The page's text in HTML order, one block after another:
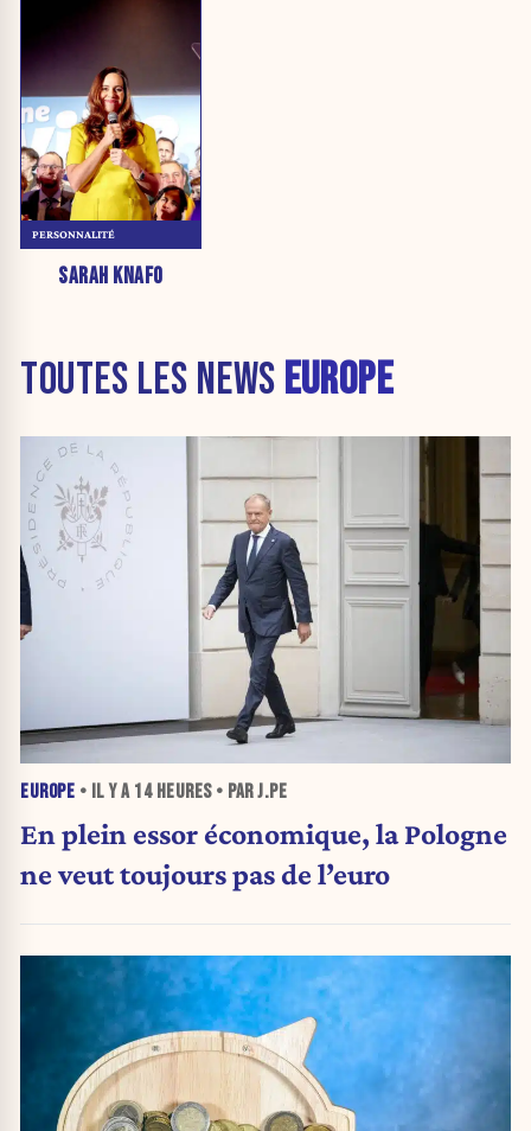
SARAH KNAFO
PERSONNALITÉ
TOUTES LES NEWS EUROPE
EUROPE • IL Y A 14 HEURES• PAR J.PE
En plein essor économique, la Pologne
ne veut toujours pas de l’euro